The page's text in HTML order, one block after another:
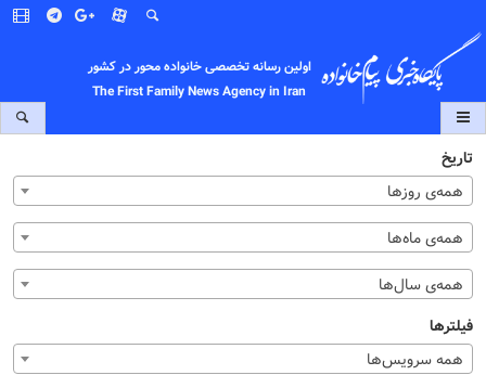
اولین رسانه تخصصی خانواده محور در کشور
The First Family News Agency in Iran
تاریخ
همه‌ی روزها
همه‌ی ماه‌ها
همه‌ی سال‌ها
فیلترها
همه سرویس‌ها